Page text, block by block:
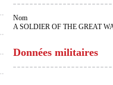
Nom
A SOLDIER OF THE GREAT
Données militaires